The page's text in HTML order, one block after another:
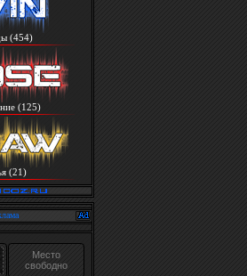
(454)
(125)
(21)
Место
свободно